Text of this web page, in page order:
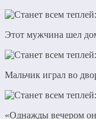
Этот мужчина шел
Мальчик играл во
«Однажды вечером